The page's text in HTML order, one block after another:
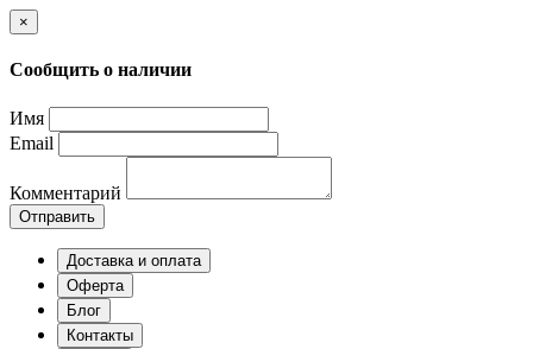
×
Сообщить о наличии
Имя
Email
Комментарий
Отправить
Доставка и оплата
Оферта
Блог
Контакты